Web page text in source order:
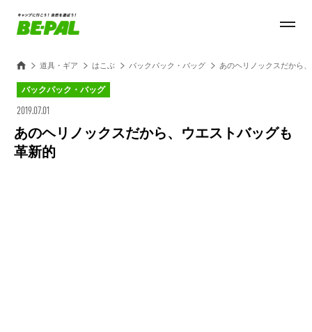
道具・ギア はこぶ バックパック・バッグ あのヘリノックスだから
バックパック・バッグ
2019.07.01
あのヘリノックスだから、ウエストバッグも
革新的